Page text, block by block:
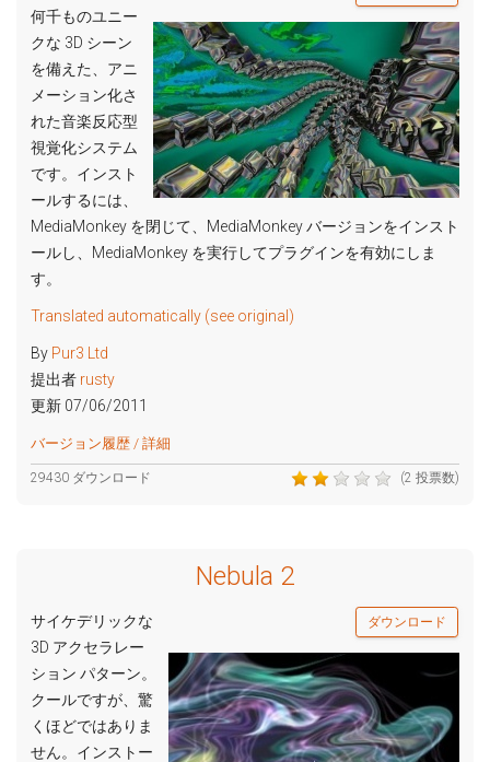
何千ものユニー
クな 3D シーン
を備えた、アニ
メーション化さ
れた音楽反応型
視覚化システム
です。インスト
ールするには、
MediaMonkey を閉じて、MediaMonkey バージョンをインスト
ールし、MediaMonkey を実行してプラグインを有効にしま
す。
Translated automatically (see original)
By Pur3 Ltd
提出者 rusty
更新 07/06/2011
バージョン履歴 / 詳細
(2 投票数)
29430 ダウンロード
Nebula 2
ダウンロード
サイケデリックな
3D アクセラレー
ション パターン。
クールですが、驚
くほどではありま
せん。インストー